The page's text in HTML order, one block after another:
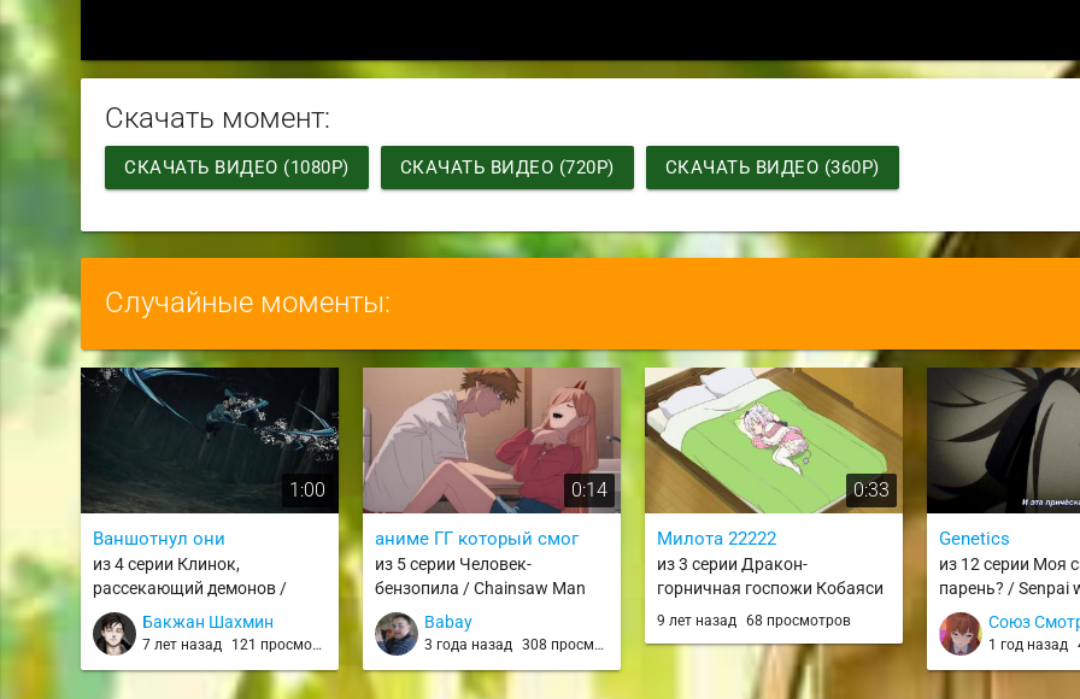
Скачать момент:
СКАЧАТЬ ВИДЕО (1080P) СКАЧАТЬ ВИДЕО (720P) СКАЧАТЬ ВИДЕО (360P)
Случайные моменты:
1:00
Ваншотнул они
из 4 серии Клинок,
рассекающий демонов /
Kimetsu no Yaiba
Бакжан Шахмин
7 лет назад 121 просмотр
0:14
аниме ГГ который смог
из 5 серии Человек-
бензопила / Chainsaw Man
Babay
3 года назад 308 просмотров
0:33
Милота 22222
из 3 серии Дракон-
горничная госпожи Кобаяси
/ Kobayashi-san Chi no Maid
9 лет назад 68 просмотров
Genetics
из 12 серии Моя
парень? / Senpai
Otokonoko
Союз
1 год назад